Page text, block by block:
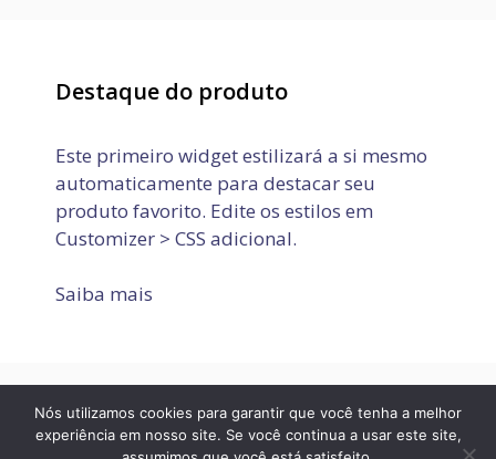
Destaque do produto
Este primeiro widget estilizará a si mesmo
automaticamente para destacar seu
produto favorito. Edite os estilos em
Customizer > CSS adicional.
Saiba mais
Política de Privacidade Termos de Uso
Fale conosco
Nós utilizamos cookies para garantir que você tenha a melhor
experiência em nosso site. Se você continua a usar este site,